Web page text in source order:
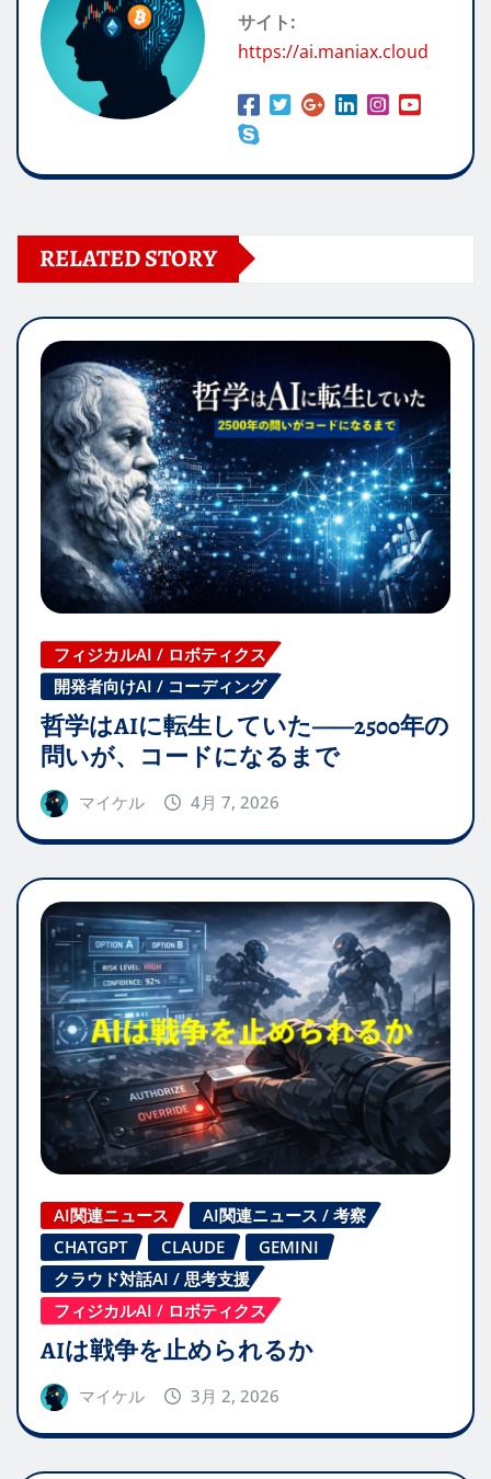
サイト:
https://ai.maniax.cloud
RELATED STORY
フィジカルAI / ロボティクス
開発者向けAI / コーディング
哲学はAIに転生していた——2500年の
問いが、コードになるまで
マイケル 4月 7, 2026
AI関連ニュース
AI関連ニュース / 考察
CHATGPT
CLAUDE
GEMINI
クラウド対話AI / 思考支援
フィジカルAI / ロボティクス
AIは戦争を止められるか
マイケル 3月 2, 2026